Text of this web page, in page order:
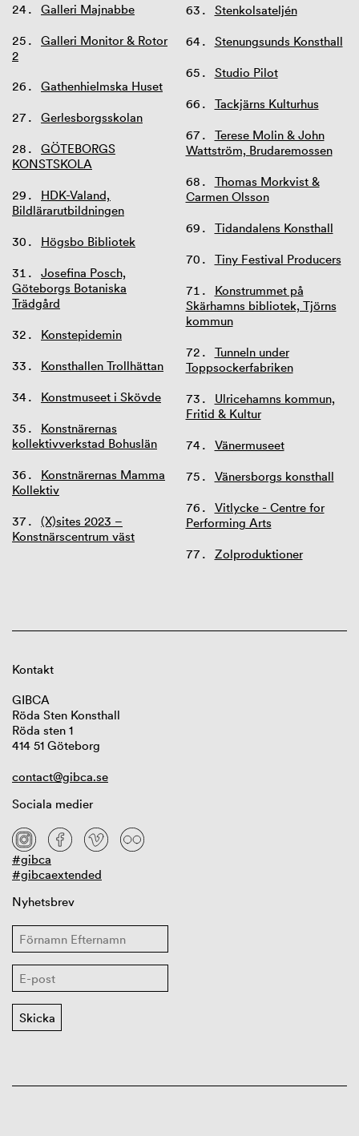
Galleri Majnabbe
Galleri Monitor & Rotor
2
Gathenhielmska Huset
Gerlesborgsskolan
GÖTEBORGS
KONSTSKOLA
HDK-Valand,
Bildlärarutbildningen
Högsbo Bibliotek
Josefina Posch,
Göteborgs Botaniska
Trädgård
Konstepidemin
Konsthallen Trollhättan
Konstmuseet i Skövde
Konstnärernas
kollektivverkstad Bohuslän
Konstnärernas Mamma
Kollektiv
(X)sites 2023 –
Konstnärscentrum väst
Stenkolsateljén
Stenungsunds Konsthall
Studio Pilot
Tackjärns Kulturhus
Terese Molin & John
Wattström, Brudaremossen
Thomas Morkvist &
Carmen Olsson
Tidandalens Konsthall
Tiny Festival Producers
Konstrummet på
Skärhamns bibliotek, Tjörns
kommun
Tunneln under
Toppsockerfabriken
Ulricehamns kommun,
Fritid & Kultur
Vänermuseet
Vänersborgs konsthall
Vitlycke - Centre for
Performing Arts
Zolproduktioner
Kontakt
GIBCA
Röda Sten Konsthall
Röda sten 1
414 51 Göteborg
contact@gibca.se
Sociala medier
#gibca
#gibcaextended
Nyhetsbrev